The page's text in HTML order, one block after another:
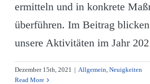
ermitteln und in konkrete
überführen. Im Beitrag
unsere Aktivitäten im Jahr
Dezember 15th, 2021 | Allgemein, Neuigkeiten
Read More